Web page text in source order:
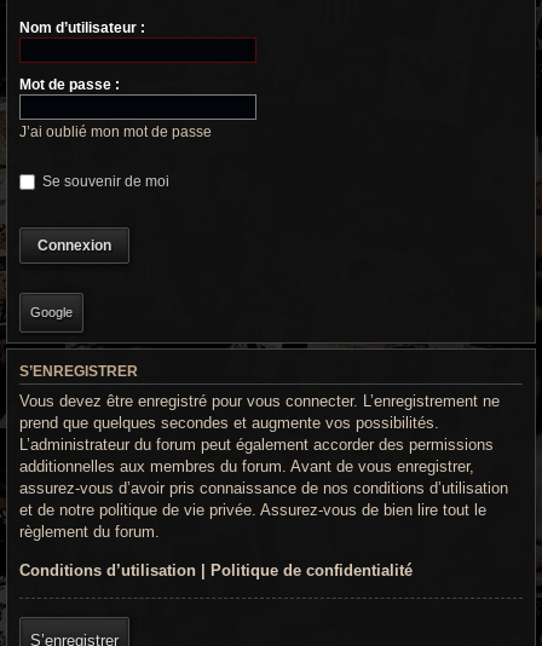
o
o
Nom d’utilisateur :
Mot de passe :
J’ai oublié mon mot de passe
Se souvenir de moi
Google
S’ENREGISTRER
Vous devez être enregistré pour vous connecter. L’enregistrement ne
prend que quelques secondes et augmente vos possibilités.
L’administrateur du forum peut également accorder des permissions
additionnelles aux membres du forum. Avant de vous enregistrer,
assurez-vous d’avoir pris connaissance de nos conditions d’utilisation
et de notre politique de vie privée. Assurez-vous de bien lire tout le
règlement du forum.
Conditions d’utilisation | Politique de confidentialité
S’enregistrer